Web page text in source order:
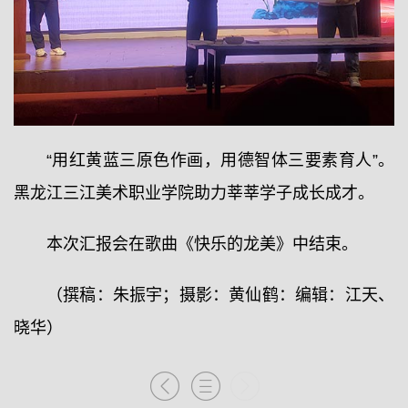
“用红黄蓝三原色作画，用德智体三要素育人”。
黑龙江三江美术职业学院助力莘莘学子成长成才。
本次汇报会在歌曲《快乐的龙美》中结束。
（撰稿：朱振宇；摄影：黄仙鹤：编辑：江天、
晓华）